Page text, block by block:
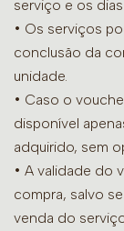
serviço e os
• Os serviços
conclusão da
unidade.
• Caso o
disponível
adquirido, sem
• A validade do
compra, salvo
venda do